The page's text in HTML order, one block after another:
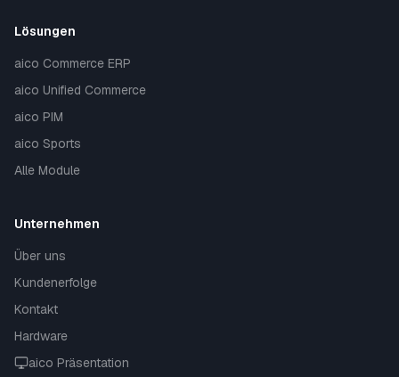
Lösungen
aico Commerce ERP
aico Unified Commerce
aico PIM
aico Sports
Alle Module
Unternehmen
Über uns
Kundenerfolge
Kontakt
Hardware
aico Präsentation